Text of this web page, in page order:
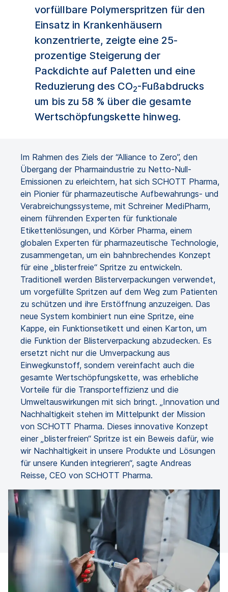
vorfüllbare Polymerspritzen für den
Einsatz in Krankenhäusern
konzentrierte, zeigte eine 25-
prozentige Steigerung der
Packdichte auf Paletten und eine
Reduzierung des CO2-Fußabdrucks
um bis zu 58 % über die gesamte
Wertschöpfungskette hinweg.
Im Rahmen des Ziels der “Alliance to Zero”, den
Übergang der Pharmaindustrie zu Netto-Null-
Emissionen zu erleichtern, hat sich SCHOTT Pharma,
ein Pionier für pharmazeutische Aufbewahrungs- und
Verabreichungssysteme, mit Schreiner MediPharm,
einem führenden Experten für funktionale
Etikettenlösungen, und Körber Pharma, einem
globalen Experten für pharmazeutische Technologie,
zusammengetan, um ein bahnbrechendes Konzept
für eine „blisterfreie“ Spritze zu entwickeln.
Traditionell werden Blisterverpackungen verwendet,
um vorgefüllte Spritzen auf dem Weg zum Patienten
zu schützen und ihre Erstöffnung anzuzeigen. Das
neue System kombiniert nun eine Spritze, eine
Kappe, ein Funktionsetikett und einen Karton, um
die Funktion der Blisterverpackung abzudecken. Es
ersetzt nicht nur die Umverpackung aus
Einwegkunstoff, sondern vereinfacht auch die
gesamte Wertschöpfungskette, was erhebliche
Vorteile für die Transporteffizienz und die
Umweltauswirkungen mit sich bringt. „Innovation und
Nachhaltigkeit stehen im Mittelpunkt der Mission
von SCHOTT Pharma. Dieses innovative Konzept
einer „blisterfreien“ Spritze ist ein Beweis dafür, wie
wir Nachhaltigkeit in unsere Produkte und Lösungen
für unsere Kunden integrieren“, sagte Andreas
Reisse, CEO von SCHOTT Pharma.